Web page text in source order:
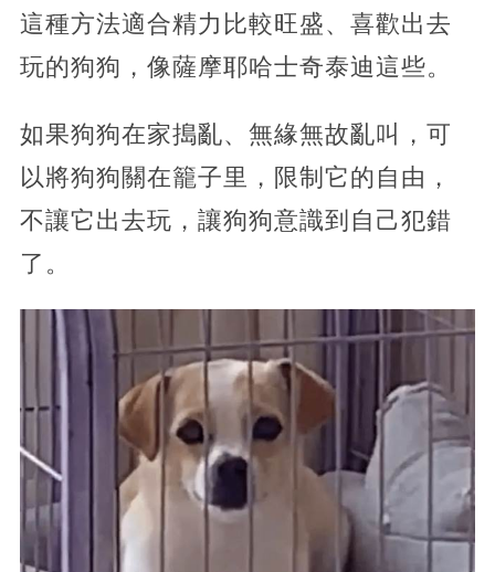
這種方法適合精力比較旺盛、喜歡出去
玩的狗狗，像薩摩耶哈士奇泰迪這些。
如果狗狗在家搗亂、無緣無故亂叫，可
以將狗狗關在籠子里，限制它的自由，
不讓它出去玩，讓狗狗意識到自己犯錯
了。